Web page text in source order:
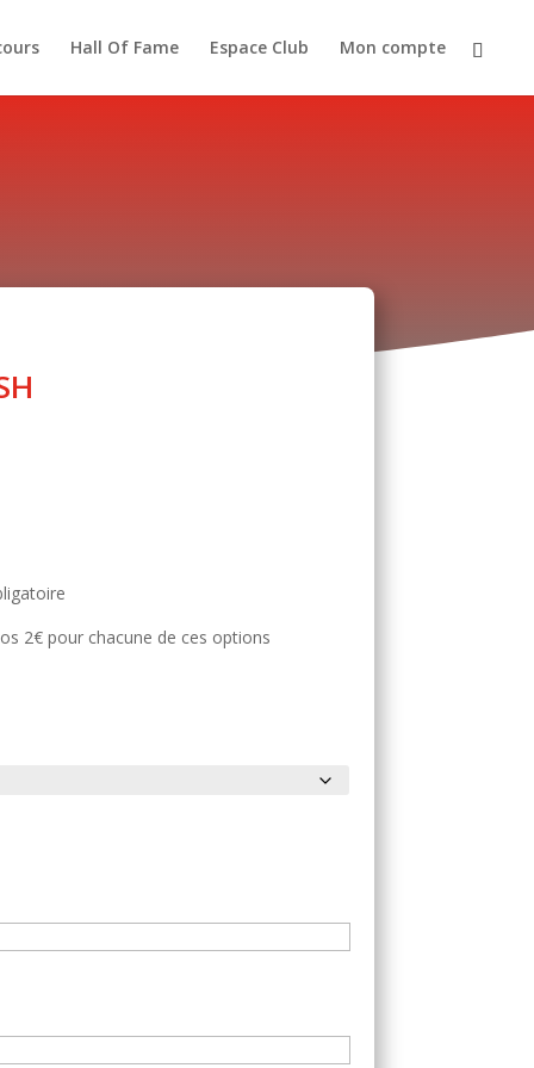
Hall Of Fame Espace Club Mon compte
2€ pour chacune de ces options